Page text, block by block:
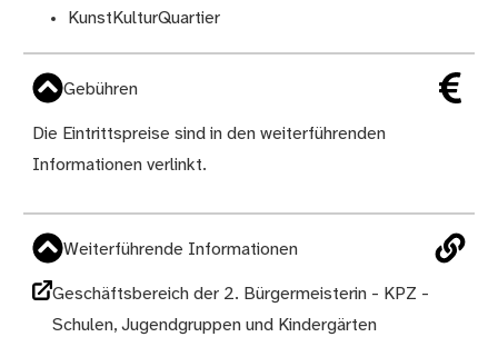
KunstKulturQuartier
Gebühren
Die Eintrittspreise sind in den weiterführenden
Informationen verlinkt.
Weiterführende Informationen
Geschäftsbereich der 2. Bürgermeisterin - KPZ -
Schulen, Jugendgruppen und Kindergärten